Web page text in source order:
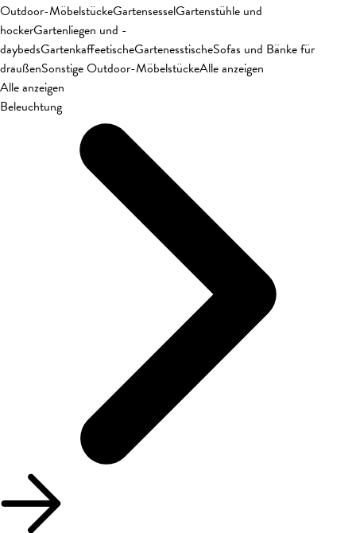
Outdoor-MöbelstückeGartensesselGartenstühle und
hockerGartenliegen und -
daybedsGartenkaffeetischeGartenesstischeSofas und Bänke für
draußenSonstige Outdoor-MöbelstückeAlle anzeigen
Alle anzeigen
Beleuchtung